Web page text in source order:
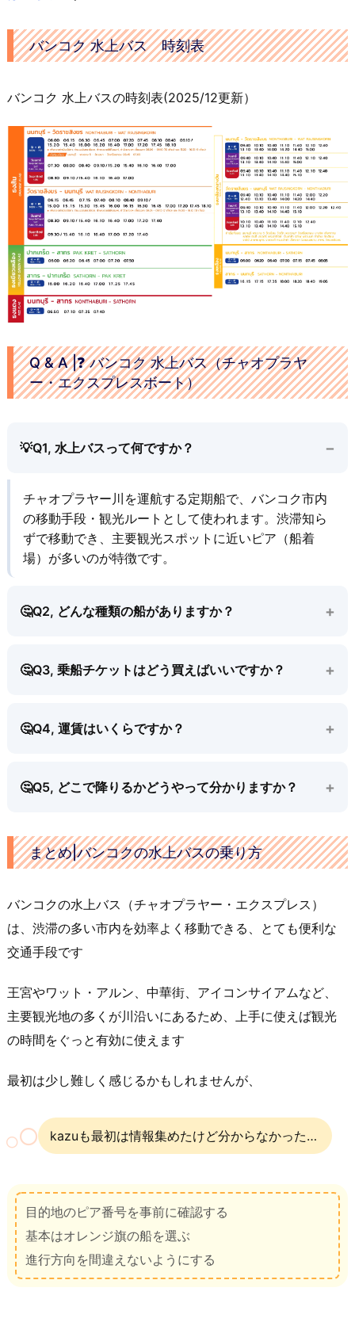
バンコク 水上バス 時刻表
バンコク 水上バスの時刻表(2025/12更新）
Q & A |❓ バンコク 水上バス（チャオプラヤ
ー・エクスプレスボート）
Q1, 水上バスって何ですか？
チャオプラヤー川を運航する定期船で、バンコク市内
の移動手段・観光ルートとして使われます。渋滞知ら
ずで移動でき、主要観光スポットに近いピア（船着
場）が多いのが特徴です。
Q2, どんな種類の船がありますか？
Q3, 乗船チケットはどう買えばいいですか？
Q4, 運賃はいくらですか？
Q5, どこで降りるかどうやって分かりますか？
まとめ|バンコクの水上バスの乗り方
バンコクの水上バス（チャオプラヤー・エクスプレス）
は、渋滞の多い市内を効率よく移動できる、とても便利な
交通手段です
王宮やワット・アルン、中華街、アイコンサイアムなど、
主要観光地の多くが川沿いにあるため、上手に使えば観光
の時間をぐっと有効に使えます
最初は少し難しく感じるかもしれませんが、
kazuも最初は情報集めたけど分からなかった…
目的地のピア番号を事前に確認する
基本はオレンジ旗の船を選ぶ
進行方向を間違えないようにする